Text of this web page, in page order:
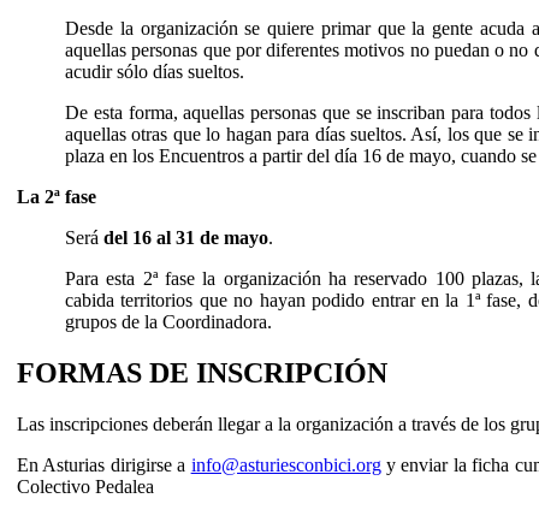
Desde la organización se quiere primar que la gente
aquellas personas que por diferentes motivos no puedan o
acudir sólo días sueltos.
De esta forma, aquellas personas que se inscriban para
aquellas otras que lo hagan para días sueltos. Así, los que se
plaza en los Encuentros a partir del día 16 de mayo, cuando
La 2ª fase
Será del 16 al 31 de mayo.
Para esta 2ª fase la organización ha reservado 100
cabida territorios que no hayan podido entrar en la 1ª fase,
grupos de la Coordinadora.
FORMAS DE INSCRIPCIÓN
Las inscripciones deberán llegar a la organización a través de los
En Asturias dirigirse a info@asturiesconbici.orgy enviar la ficha
Colectivo Pedalea